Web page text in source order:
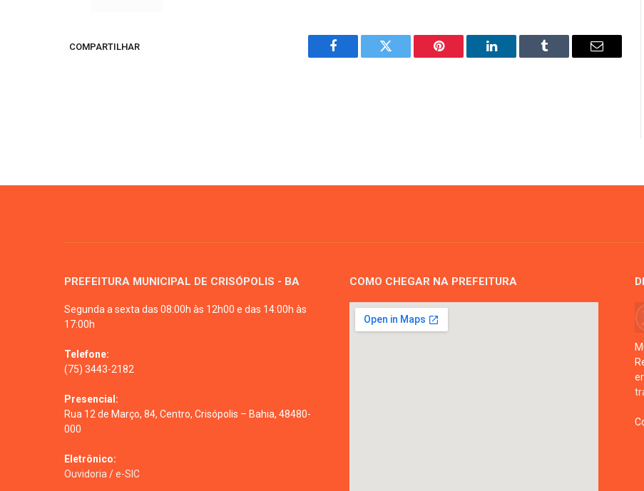
COMPARTILHAR
Facebook Twitter Pinterest LinkedIn Tumblr Email
PREFEITURA MUNICIPAL DE CRISÓPOLIS - BA
Segunda a sexta das 08:00h às 12h00 e das 14:00h às
17:00h
Telefone:
(75) 3443-2182
Presencial:
Rua 12 de Março, 84, Centro, Crisópolis – Bahia, 48480-
000
Eletrônico:
Ouvidoria /e-SIC
COMO CHEGAR NA PREFEITURA